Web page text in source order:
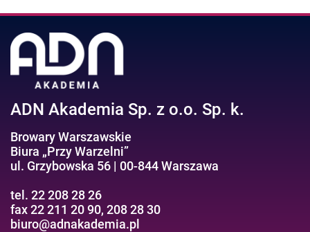
ADN Akademia Sp. z o.o. Sp. k.
Browary Warszawskie
Biura „Przy Warzelni”
ul. Grzybowska 56 | 00-844 Warszawa
tel. 22 208 28 26
fax 22 211 20 90, 208 28 30
biuro@adnakademia.pl